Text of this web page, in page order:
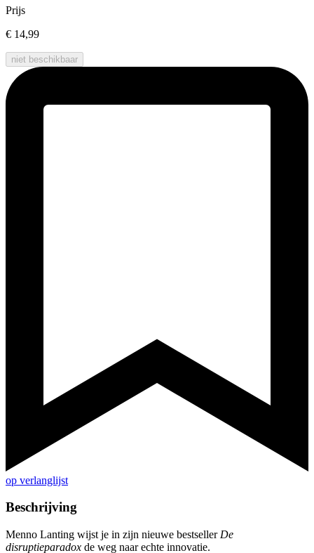
Prijs
€ 14,99
niet beschikbaar
op verlanglijst
Beschrijving
Menno Lanting wijst je in zijn nieuwe bestseller De
disruptieparadox de weg naar echte innovatie.